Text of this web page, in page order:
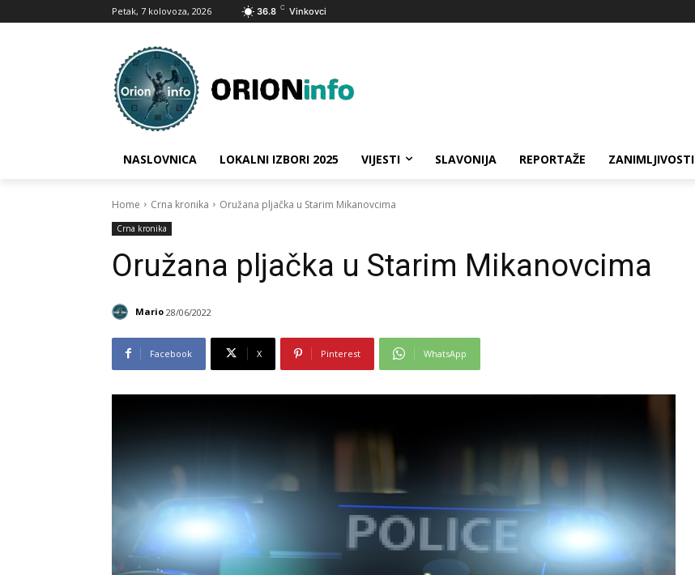
Petak, 7 kolovoza, 2026 36.8 C Vinkovci
NASLOVNICA LOKALNI IZBORI 2025 VIJESTI SLAVONIJA REPORTAŽE ZANIMLJIVOSTI
Home Crna kronika Oružana pljačka u Starim Mikanovcima
Crna kronika
Oružana pljačka u Starim Mikanovcima
Mario 28/06/2022
Facebook X Pinterest WhatsApp